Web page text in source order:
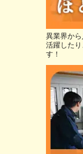
異業界か
活躍した
す！